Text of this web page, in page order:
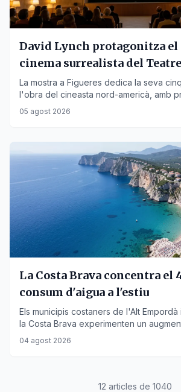
David Lynch protagonitza el
cinema surrealista del
La mostra a Figueres dedica la seva
l'obra del cineasta nord-americà, amb
gratuïtes a la plaça Gala-Dalí.
05 agost 2026
La Costa Brava concentra el
consum d'aigua a l'estiu
Els municipis costaners de l'Alt
la Costa Brava experimenten un
demanda hídrica durant els mesos
04 agost 2026
12 articles de 1040